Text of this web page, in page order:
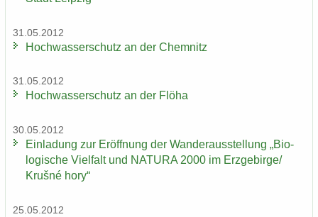
31.05.2012
Hoch­was­ser­schutz an der Chem­nitz
31.05.2012
Hoch­was­ser­schutz an der Flöha
30.05.2012
Ein­la­dung zur Er­öff­nung der Wan­der­aus­stel­lung „Bio­
lo­gi­sche Viel­falt und NA­TU­RA 2000 im Erz­ge­bir­ge/
Krušné hory“
25.05.2012